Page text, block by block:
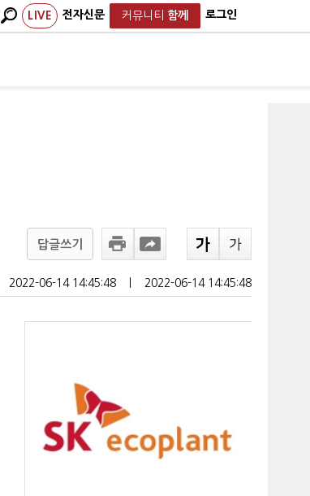
LIVE 전자신문 커뮤니티 함께 로그인
답글쓰기
2022-06-14 14:45:48 2022-06-14 14:45:48